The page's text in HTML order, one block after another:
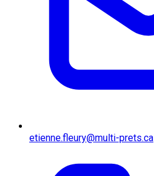
etienne.fleury@multi-prets.ca